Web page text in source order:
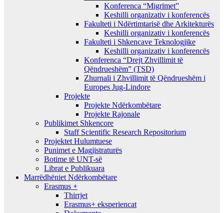
Konferenca “Migrimet”
Keshilli organizativ i konferencës
Fakulteti i Ndërtimtarisë dhe Arkitekturës
Keshilli organizativ i konferencës
Fakulteti i Shkencave Teknologjike
Keshilli organizativ i konferencës
Konferenca “Drejt Zhvillimit të
Qëndrueshëm” (TSD)
Zhurnali i Zhvillimit të Qëndrueshëm i
Europes Jug-Lindore
Projekte
Projekte Ndërkombëtare
Projekte Rajonale
Publikimet Shkencore
Staff Scientific Research Repositorium
Projektet Hulumtuese
Punimet e Magjistraturës
Botime të UNT-së
Librat e Publikuara
Marrëdhëniet Ndërkombëtare
Erasmus +
Thirrjet
Erasmus+ eksperiencat